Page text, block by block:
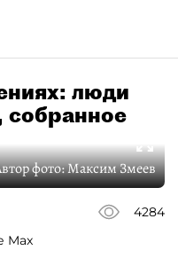
люди
собранное
фото:Максим Змеев
4284
Max